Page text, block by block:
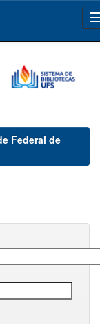
Federal de